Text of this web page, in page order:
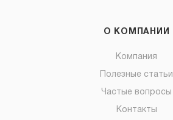
О КОМПАНИИ
Компания
Полезные статьи
Частые вопросы
Контакты